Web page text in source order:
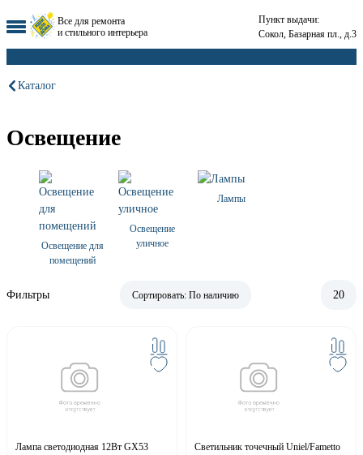
Все для ремонта
и стильного интерьера
Пункт выдачи:
Сокол, Базарная пл., д.3
Каталог
Освещение
Освещение для
помещений
Освещение
уличное
Лампы
Фильтры Сортировать: По наличию 20
Лампа светодиодная 12Вт GX53
Светильник точечный Uniel/Fametto